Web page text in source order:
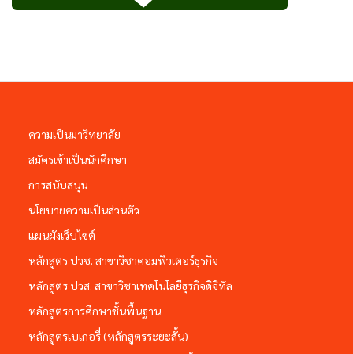
ความเป็นมาวิทยาลัย
สมัครเข้าเป็นนักศึกษา
การสนับสนุน
นโยบายความเป็นส่วนตัว
แผนผังเว็บไซต์
หลักสูตร ปวช. สาขาวิชาคอมพิวเตอร์ธุรกิจ
หลักสูตร ปวส. สาขาวิชาเทคโนโลยีธุรกิจดิจิทัล
หลักสูตรการศึกษาชั้นพื้นฐาน
หลักสูตรเบเกอรี่ (หลักสูตรระยะสั้น)